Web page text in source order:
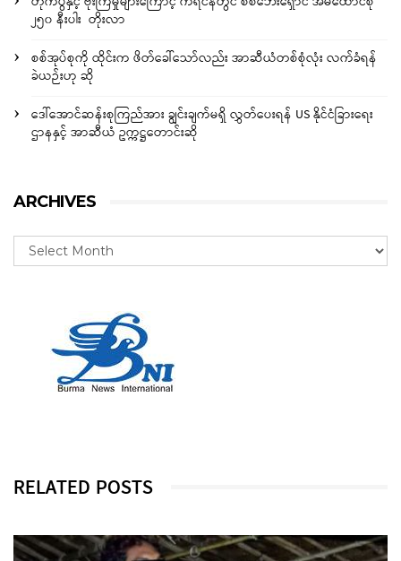
၂၅၀ နီးပါး တိုးလာ
စစ်အုပ်စုကို ထိုင်းက ဖိတ်ခေါ်သော်လည်း အာဆီယံတစ်စုံလုံး လက်ခံရန်
ခဲယဉ်းဟု ဆို
ဒေါ်အောင်ဆန်းစုကြည်အား ချွင်းချက်မရှိ လွှတ်ပေးရန် US နိုင်ငံခြားရေး
ဌာနနှင့် အာဆီယံ ဥက္ကဋ္ဌတောင်းဆို
ARCHIVES
RELATED POSTS